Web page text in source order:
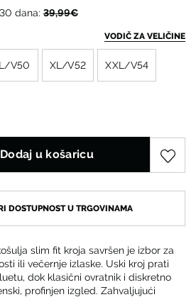
dana: 39,99€
VODIČ ZA VELIČINE
L/V50 XL/V52 XXL/V54
Dodaj u košaricu
DOSTUPNOST U TRGOVINAMA
slim fit kroja savršen je izbor za
ili večernje izlaske. Uski kroj prati
dok klasični ovratnik i diskretno
profinjen izgled. Zahvaljujući